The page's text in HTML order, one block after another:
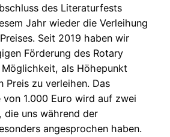
des Literaturfests
Jahr wieder die Verleihung
Seit 2019 haben wir
Förderung des Rotary
als Höhepunkt
Preis zu verleihen. Das
von 1.000 Euro wird auf zwei
die uns während der
angesprochen haben.